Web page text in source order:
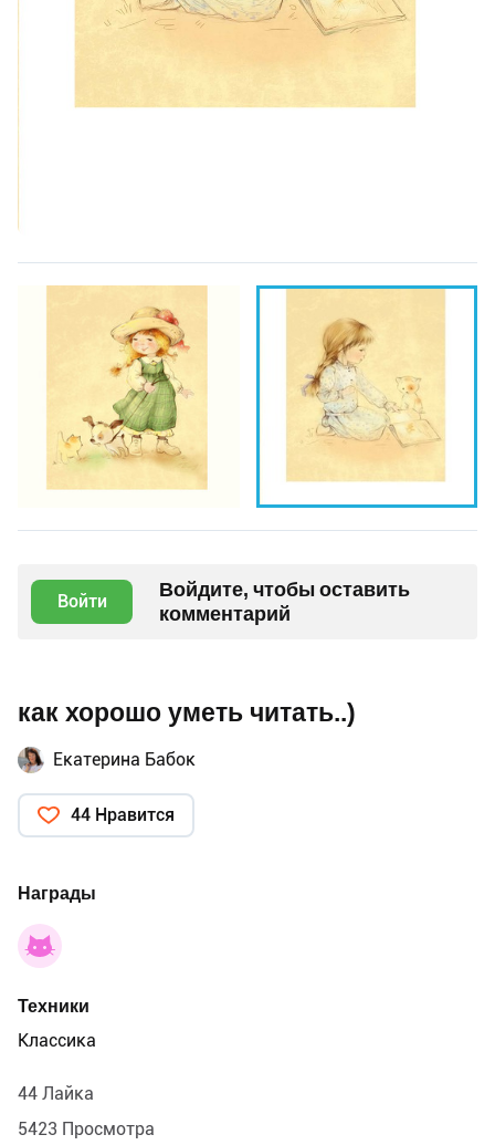
Войти
Войдите, чтобы оставить
комментарий
как хорошо уметь читать..)
Екатерина Бабок
44 Нравится
Награды
Техники
Классика
44 Лайка
5423 Просмотра